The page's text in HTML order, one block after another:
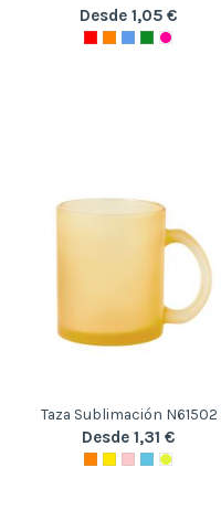
Desde 1,05 €
Taza Sublimación N61502
Desde 1,31 €